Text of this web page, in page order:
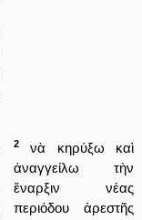
2
νὰ κηρύξω καὶ
ἀναγγείλω τὴν
ἔναρξιν νέας
περιόδου ἀρεστῆς